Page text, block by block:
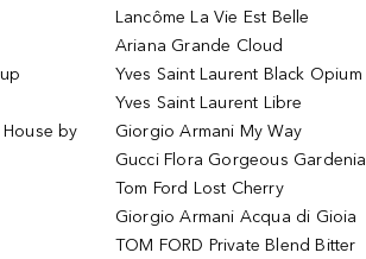
by
Lancôme La Vie Est Belle
Ariana Grande Cloud
Yves Saint Laurent Black Opium
Yves Saint Laurent Libre
Giorgio Armani My Way
Gucci Flora Gorgeous Gardenia
Tom Ford Lost Cherry
Giorgio Armani Acqua di Gioia
TOM FORD Private Blend Bitter